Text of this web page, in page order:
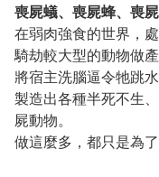
喪屍蟻、喪屍蜂、喪
在弱肉強食的世界，
騎劫較大型的動物做
將宿主洗腦逼令牠跳
製造出各種半死不生
屍動物。
做這麼多，都只是為